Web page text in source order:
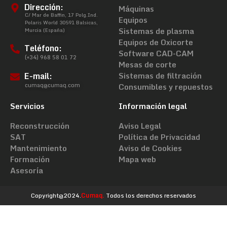
Dirección:
C/ Mar de Baffin, 17 Polg.Ind.
Polaris World 30591 Balsicas,
Murcia (España)
Teléfono:
(+34) 968 58 01 72
E-mail:
cumaq@cumaq.com
Máquinas
Equipos
Sistemas de plasma
Equipos de Oxicorte
Software CAD-CAM
Mesas de corte
Sistemas de filtración
Consumibles y repuestos
Servicios
Reconstrucción
SAT
Mantenimiento
Formación
Asesoría
Información legal
Aviso Legal
Política de Privacidad
Aviso de Cookies
Mapa web
Copyright@2024.Cumaq. Todos los derechos reservados